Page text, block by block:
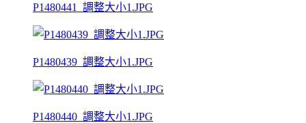
P1480441_調整大小1.JPG
P1480439_調整大小1.JPG
P1480440_調整大小1.JPG